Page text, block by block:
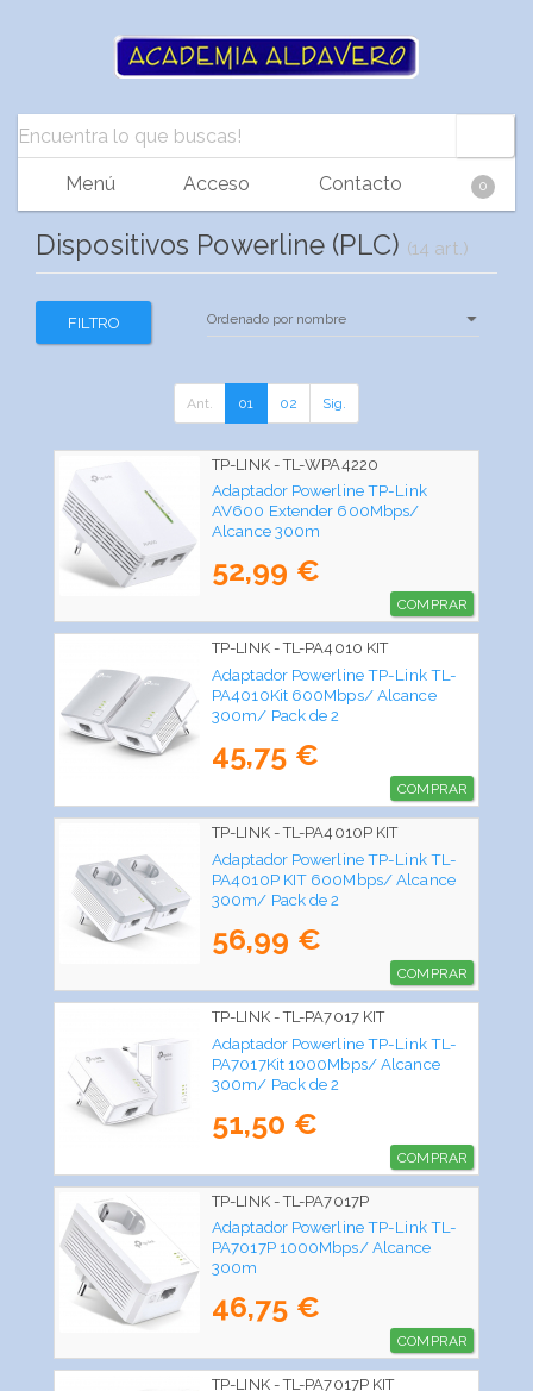
Menú Acceso Contacto 0
Dispositivos Powerline (PLC) (14 art.)
FILTRO
Ant. 01 02 Sig.
TP-LINK - TL-WPA4220
Adaptador Powerline TP-Link
AV600 Extender 600Mbps/
Alcance 300m
52,99 €
COMPRAR
TP-LINK - TL-PA4010 KIT
Adaptador Powerline TP-Link TL-
PA4010Kit 600Mbps/ Alcance
300m/ Pack de 2
45,75 €
COMPRAR
TP-LINK - TL-PA4010P KIT
Adaptador Powerline TP-Link TL-
PA4010P KIT 600Mbps/ Alcance
300m/ Pack de 2
56,99 €
COMPRAR
TP-LINK - TL-PA7017 KIT
Adaptador Powerline TP-Link TL-
PA7017Kit 1000Mbps/ Alcance
300m/ Pack de 2
51,50 €
COMPRAR
TP-LINK - TL-PA7017P
Adaptador Powerline TP-Link TL-
PA7017P 1000Mbps/ Alcance
300m
46,75 €
COMPRAR
TP-LINK - TL-PA7017P KIT